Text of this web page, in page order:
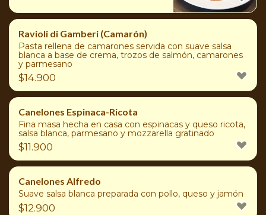
Ravioli di Gamberi (Camarón)
Pasta rellena de camarones servida con suave salsa
blanca a base de crema, trozos de salmón, camarones
y parmesano
$14.900
Canelones Espinaca-Ricota
Fina masa hecha en casa con espinacas y queso ricota,
salsa blanca, parmesano y mozzarella gratinado
$11.900
Canelones Alfredo
Suave salsa blanca preparada con pollo, queso y jamón
$12.900